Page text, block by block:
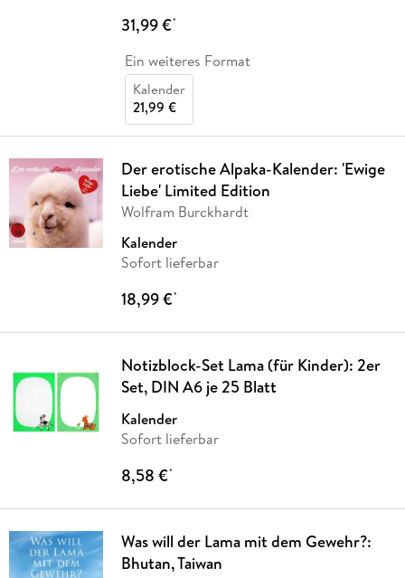
31,99 €*
Ein weiteres Format
Kalender
21,99 €
Der erotische Alpaka-Kalender: 'Ewige
Liebe' Limited Edition
Wolfram Burckhardt
Kalender
Sofort lieferbar
18,99 €*
Notizblock-Set Lama (für Kinder): 2er
Set, DIN A6 je 25 Blatt
Kalender
Sofort lieferbar
8,58 €*
Was will der Lama mit dem Gewehr?:
Bhutan, Taiwan